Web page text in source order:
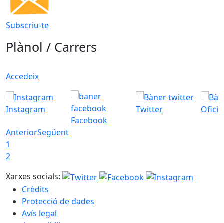
Subscriu-te
Plànol / Carrers
Accedeix
Instagram
Facebook
Twitter
AnteriorSegüent
1
2
Xarxes socials:
Crèdits
Protecció de dades
Avís legal